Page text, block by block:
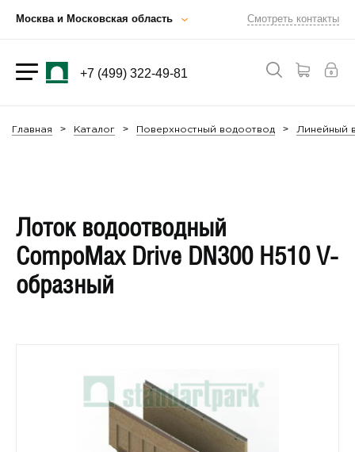
Москва и Московская область Смотреть контакты
+7 (499) 322-49-81
Главная Каталог Поверхностный водоотвод Линейный
Лоток водоотводный
CompoMax Drive DN300 H510 V-
образный